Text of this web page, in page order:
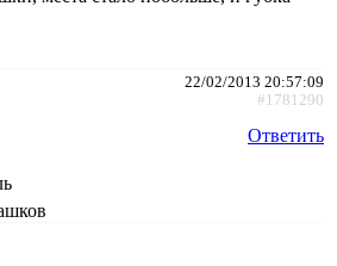
22/02/2013 20:57:09
#1781290
Ответить